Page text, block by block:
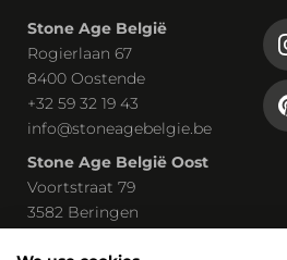
Stone Age België
Rogierlaan 67
8400 Oostende
+32 59 32 19 43
info@stoneagebelgie.be
Stone Age België Oost
Voortstraat 79
3582 Beringen